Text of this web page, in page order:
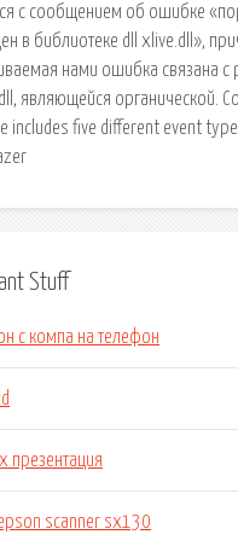
с сообщением об ошибке
в библиотеке dll xlive.dll»,
нами ошибка связана с
являющейся органической.
includes five different event
Stuff
с компа на телефон
презентация
scanner sx130